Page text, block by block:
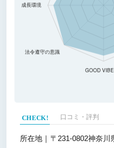
口コミ・評判
所在地｜ 〒231-0802神奈川